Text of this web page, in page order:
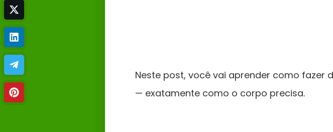
Neste post, você vai aprender como fazer
— exatamente como o corpo precisa.